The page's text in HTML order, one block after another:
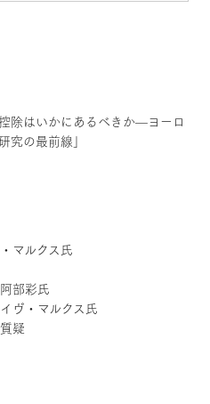
除はいかにあるべきか—ヨーロ
究の最前線」
マルクス氏
部彩氏
ヴ・マルクス氏
疑